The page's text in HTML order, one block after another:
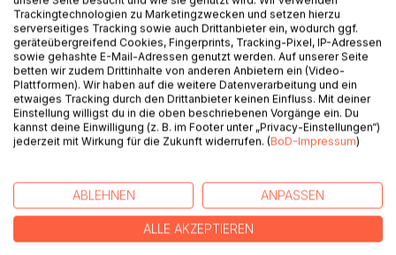
der wichtigsten politischen und kirchlichen Ereignisse über
den Zeitraum von 1945 bis 1990 erstellt, um gerade für
Studierende und Lehrende eine einfache Hilfe zu bieten,
die Entwicklung einer Kirche im Sozialismus zu verstehen.
Mit den umfangreichen Anmerkungen und Hinweisen
genügt die hier vorliegende unveränderte erste Ausgabe
von 1990 auch weitergehenden Ansprüchen und ist nun,
als Publikation in der Deutschen Nationalbibliografie, für
wissenschaftliche Arbeiten besser rezitierbar.
Trackingtechnologien zu Marketingzwecken und setzen hierzu
serverseitiges Tracking sowie auch Drittanbieter ein, wodurch ggf.
geräteübergreifend Cookies, Fingerprints, Tracking-Pixel, IP-Adressen
sowie gehashte E-Mail-Adressen genutzt werden. Auf unserer Seite
betten wir zudem Drittinhalte von anderen Anbietern ein (Video-
Plattformen). Wir haben auf die weitere Datenverarbeitung und ein
etwaiges Tracking durch den Drittanbieter keinen Einfluss. Mit deiner
Einstellung willigst du in die oben beschriebenen Vorgänge ein. Du
kannst deine Einwilligung (z. B. im Footer unter „Privacy-Einstellungen“)
jederzeit mit Wirkung für die Zukunft widerrufen. (BoD-Impressum)
ABLEHNEN ANPASSEN
ALLE AKZEPTIEREN